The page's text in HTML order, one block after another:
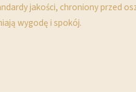
jakości, chroniony przed
wygodę i spokój.